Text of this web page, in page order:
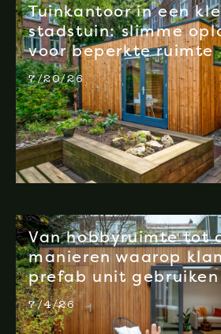
Tuinkantoor in een
stadstuin: slimme
voor beperkte ruimte
7/20/26
Van hobbyruimte tot
manieren waarop
prefab unit gebruiken
7/4/26